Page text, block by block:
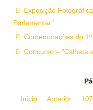
Exposição
Parlamentar"
Comemorações do
Concurso – “Calheta
Início Anterior 107